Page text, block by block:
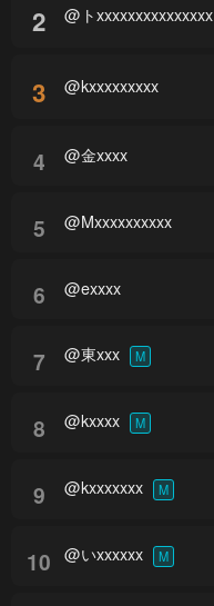
2 @トxxxxxxxxxxxxxxx
3 @kxxxxxxxxx
4 @金xxxx
5 @Mxxxxxxxxxx
6 @exxxx
7 @東xxx M
8 @kxxxx M
9 @kxxxxxxx M
10 @いxxxxxx M